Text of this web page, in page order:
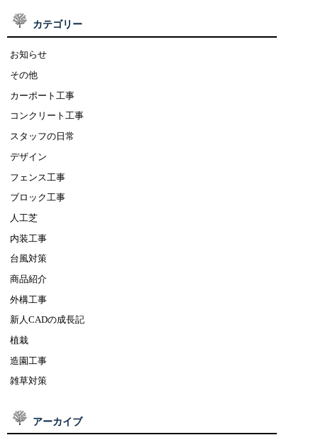
カテゴリー
お知らせ
その他
カーポート工事
コンクリート工事
スタッフの日常
デザイン
フェンス工事
ブロック工事
人工芝
内装工事
台風対策
商品紹介
外構工事
新人CADの成長記
植栽
造園工事
雑草対策
アーカイブ